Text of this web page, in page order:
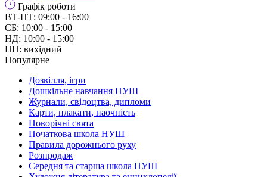
Графік роботи
ВТ-ПТ: 09:00 - 16:00
СБ: 10:00 - 15:00
НД: 10:00 - 15:00
ПН: вихідний
Популярне
Дозвілля, ігри
Дошкільне навчання НУШ
Журнали, свідоцтва, дипломи
Карти, плакати, наочність
Новорічні свята
Початкова школа НУШ
Правила дорожнього руху
Розпродаж
Середня та старша школа НУШ